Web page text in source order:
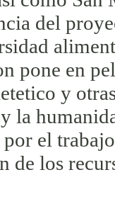
del
pone en
y
la
el
de los